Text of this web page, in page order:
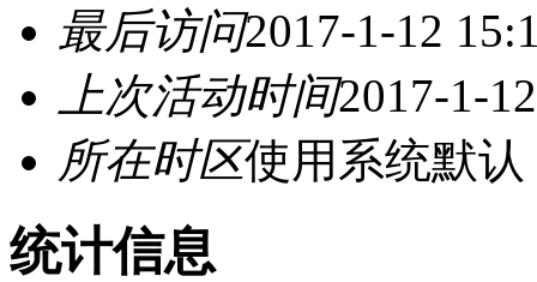
最后访问2017-1-12
上次活动时间2017-1-
所在时区使用系统默认
统计信息